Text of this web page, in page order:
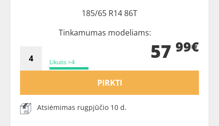
185/65 R14 86T
Tinkamumas modeliams:
Likutis >4 57 99€
PIRKTI
Atsiėmimas rugpjūčio 10 d.